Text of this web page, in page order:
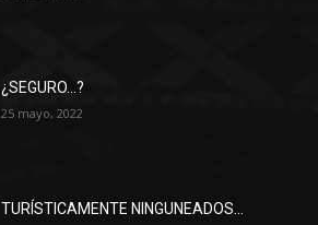
¿SEGURO…?
25 mayo, 2022
TURÍSTICAMENTE NINGUNEADOS…